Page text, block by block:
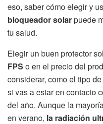
eso, saber cómo elegir y
bloqueador solarpuede
tu salud.
Elegir un buen protector
FPS o en el precio del
considerar, como el tipo
si vas a estar en contacto
del año. Aunque la
en verano, la radiación